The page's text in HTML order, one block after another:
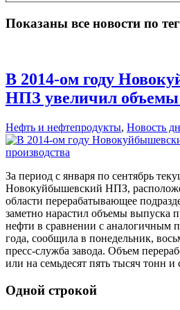
Показаны все новости по
В 2014-ом году
НПЗ увеличил объемы
Нефть и нефтепродукты, Новость
За период с января по сентябрь
Новокуйбышевский НПЗ,
области перерабатывающее
заметно нарастил объемы выпуска
нефти в сравнении с аналогичным
года, сообщила в понедельник,
пресс-служба завода. Объем
или на семьдесят пять тысяч тонн
Одной строкой